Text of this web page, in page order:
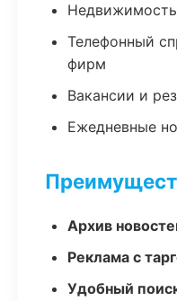
Телефонный
фирм
Вакансии и
Ежедневные
Архив
Реклама с
Удобный